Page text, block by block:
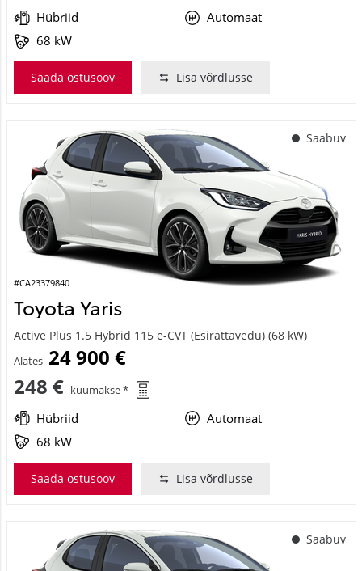
Hübriid
Automaat
68 kW
Saada ostusoov Lisa võrdlusse
Saabuv
#CA23379840
Toyota Yaris
Active Plus 1.5 Hybrid 115 e-CVT (Esirattavedu) (68 kW)
Alates 24 900 €
248 € kuumakse *
Hübriid
Automaat
68 kW
Saada ostusoov Lisa võrdlusse
Saabuv